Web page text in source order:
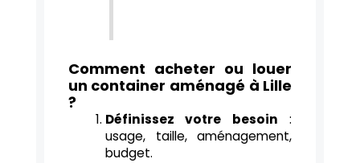
Comment acheter ou louer
un container aménagé à Lille
?
Définissez votre besoin :
usage, taille, aménagement,
budget.